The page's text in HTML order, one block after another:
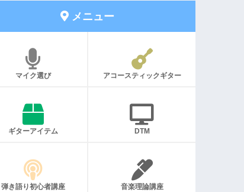
メニュー
マイク選び アコースティックギター
ギターアイテム DTM
弾き語り初心者講座 音楽理論講座